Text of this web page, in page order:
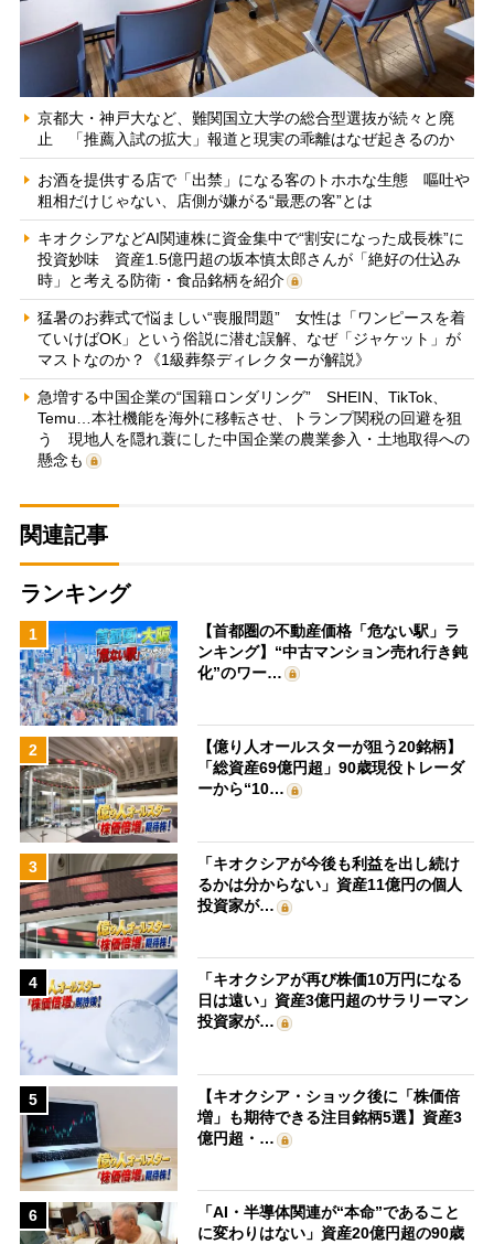
京都大・神戸大など、難関国立大学の総合型選抜が続々と廃
止 「推薦入試の拡大」報道と現実の乖離はなぜ起きるのか
お酒を提供する店で「出禁」になる客のトホホな生態 嘔吐や
粗相だけじゃない、店側が嫌がる“最悪の客”とは
キオクシアなどAI関連株に資金集中で“割安になった成長株”に
投資妙味 資産1.5億円超の坂本慎太郎さんが「絶好の仕込み
時」と考える防衛・食品銘柄を紹介
猛暑のお葬式で悩ましい“喪服問題” 女性は「ワンピースを着
ていけばOK」という俗説に潜む誤解、なぜ「ジャケット」が
マストなのか？《1級葬祭ディレクターが解説》
急増する中国企業の“国籍ロンダリング” SHEIN、TikTok、
Temu…本社機能を海外に移転させ、トランプ関税の回避を狙
う 現地人を隠れ蓑にした中国企業の農業参入・土地取得への
懸念も
関連記事
ランキング
1
【首都圏の不動産価格「危ない駅」ラ
ンキング】“中古マンション売れ行き鈍
化”のワー…
2
【億り人オールスターが狙う20銘柄】
「総資産69億円超」90歳現役トレーダ
ーから“10…
3
「キオクシアが今後も利益を出し続け
るかは分からない」資産11億円の個人
投資家が…
4
「キオクシアが再び株価10万円になる
日は遠い」資産3億円超のサラリーマン
投資家が…
5
【キオクシア・ショック後に「株価倍
増」も期待できる注目銘柄5選】資産3
億円超・…
6
「AI・半導体関連が“本命”であること
に変わりはない」資産20億円超の90歳